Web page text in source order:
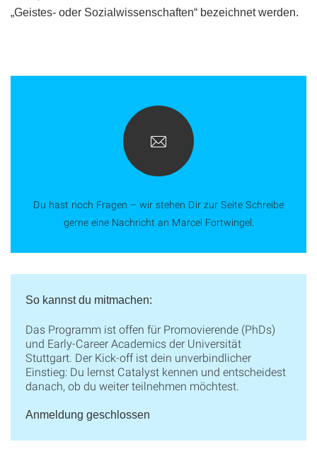
„Geistes- oder Sozialwissenschaften“ bezeichnet werden.
Du hast noch Fragen – wir stehen Dir zur Seite Schreibe
gerne eine Nachricht an Marcel Fortwingel.
So kannst du mitmachen:
Das Programm ist offen für Promovierende (PhDs)
und Early-Career Academics der Universität
Stuttgart. Der Kick-off ist dein unverbindlicher
Einstieg: Du lernst Catalyst kennen und entscheidest
danach, ob du weiter teilnehmen möchtest.
Anmeldung geschlossen